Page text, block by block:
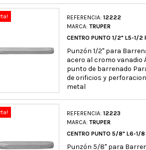
REFERENCIA: 12222
MARCA: TRUPER
CENTRO PUNTO 1/2" L5-1/2
Punzón 1/2" para
acero al cromo vanadio
punto de barrenado
de orificios y
metal
REFERENCIA: 12223
MARCA: TRUPER
CENTRO PUNTO 5/8" L6-1/8
Punzón 5/8" para